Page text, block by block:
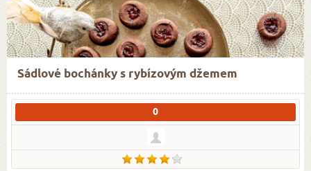
Sádlové bochánky s rybízovým džemem
0